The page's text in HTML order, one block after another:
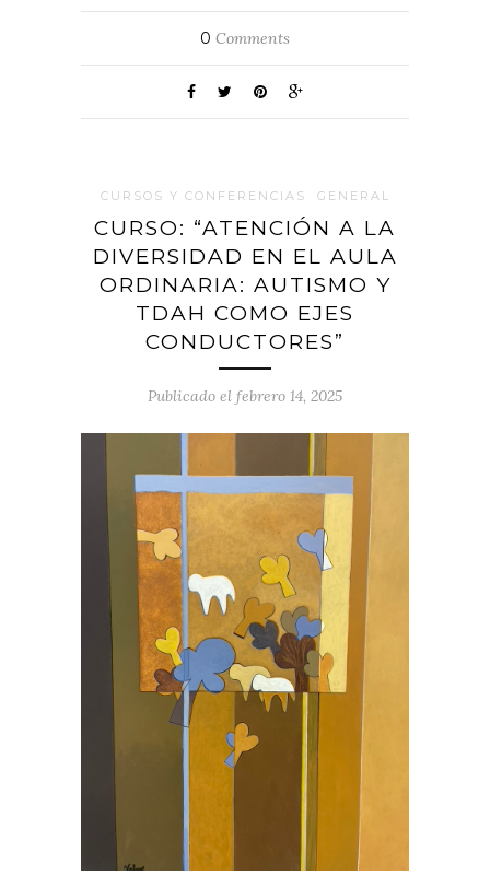
0 Comments
CURSOS Y CONFERENCIAS GENERAL
CURSO: “ATENCIÓN A LA
DIVERSIDAD EN EL AULA
ORDINARIA: AUTISMO Y
TDAH COMO EJES
CONDUCTORES”
Publicado el febrero 14, 2025